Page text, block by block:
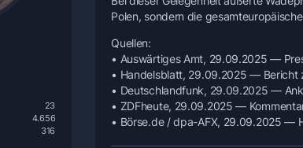
23
4.656
316
Polen, sondern die
Quellen:
• Auswärtiges Amt, 29.09.2025 —
• Handelsblatt, 29.09.2025 — Bericht
• Deutschlandfunk, 29.09.2025 —
• ZDFheute, 29.09.2025 —
• Börse.de / dpa-AFX, 29.09.2025 —